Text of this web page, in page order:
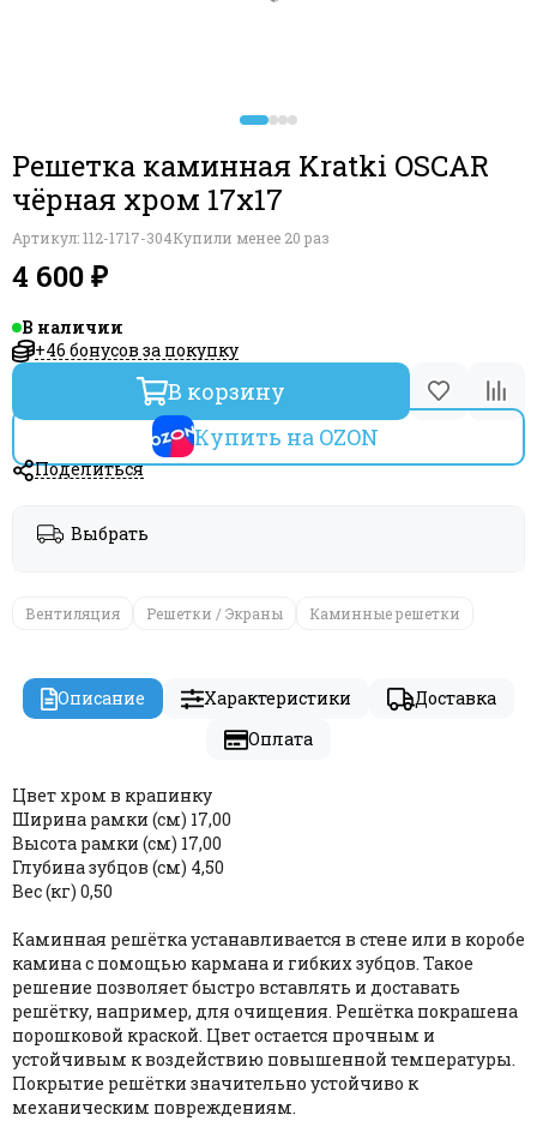
Решетка каминная Kratki OSCAR
чёрная хром 17x17
Артикул:112-1717-304Купили менее 20 раз
4 600 ₽
В наличии
+46 бонусов за покупку
В корзину
Купить на OZON
Поделиться
Выбрать
Вентиляция Решетки / Экраны Каминные решетки
Описание Характеристики
Доставка
Оплата
Цвет хром в крапинку
Ширина рамки (см) 17,00
Высота рамки (см) 17,00
Глубина зубцов (см) 4,50
Вес (кг) 0,50
Каминная решётка устанавливается в стене или в коробе
камина с помощью кармана и гибких зубцов. Такое
решение позволяет быстро вставлять и доставать
решётку, например, для очищения. Решётка покрашена
порошковой краской. Цвет остается прочным и
устойчивым к воздействию повышенной температуры.
Покрытие решётки значительно устойчиво к
механическим повреждениям.